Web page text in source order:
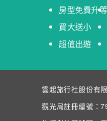
房型免費升等
買大送小
超值出遊
雲起旅行社股份有
觀光局註冊編號：